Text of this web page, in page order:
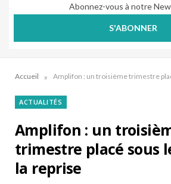
Abonnez-vous à notre
S'ABONNER
Accueil »
ACTUALITÉS
Amplifon : un
trimestre placé sous
la reprise